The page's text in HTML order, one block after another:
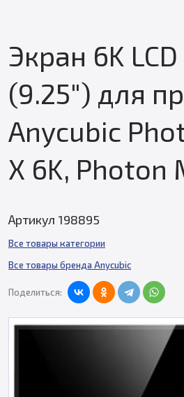
Экран 6K
(9.25") для
Anycubic
X 6K, Photon
Артикул 198895
Все товары категории
Все товары бренда Anycubic
Поделиться: